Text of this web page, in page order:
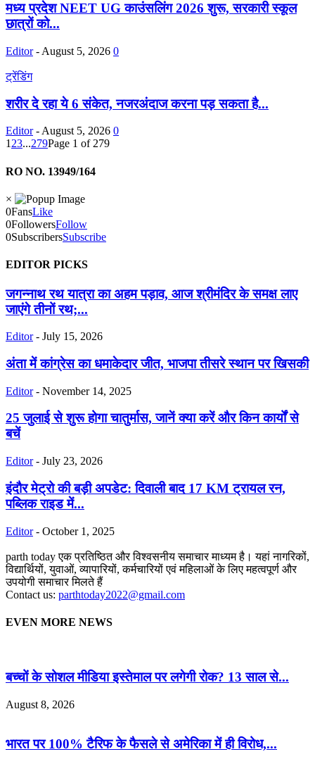
मध्य प्रदेश NEET UG काउंसलिंग 2026 शुरू, सरकारी स्कूल
छात्रों को...
Editor - August 5, 2026 0
ट्रेंडिंग
शरीर दे रहा ये 6 संकेत, नजरअंदाज करना पड़ सकता है...
Editor -August 5, 2026 0
123...279Page 1 of 279
RO NO. 13949/164
×
0FansLike
0FollowersFollow
0SubscribersSubscribe
EDITOR PICKS
जगन्नाथ रथ यात्रा का अहम पड़ाव, आज श्रीमंदिर के समक्ष लाए
जाएंगे तीनों रथ;...
Editor - July 15, 2026
अंता में कांग्रेस का धमाकेदार जीत, भाजपा तीसरे स्थान पर खिसकी
Editor - November 14, 2025
25 जुलाई से शुरू होगा चातुर्मास, जानें क्या करें और किन कार्यों से
बचें
Editor - July 23, 2026
इंदौर मेट्रो की बड़ी अपडेट: दिवाली बाद 17 KM ट्रायल रन,
पब्लिक राइड में...
Editor - October 1, 2025
parth today एक प्रतिष्ठित और विश्वसनीय समाचार माध्यम है। यहां नागरिकों,
विद्यार्थियों, युवाओं, व्यापारियों, कर्मचारियों एवं महिलाओं के लिए महत्वपूर्ण और
उपयोगी समाचार मिलते हैं
Contact us: parthtoday2022@gmail.com
EVEN MORE NEWS
बच्चों के सोशल मीडिया इस्तेमाल पर लगेगी रोक? 13 साल से...
August 8, 2026
भारत पर 100% टैरिफ के फैसले से अमेरिका में ही विरोध,...